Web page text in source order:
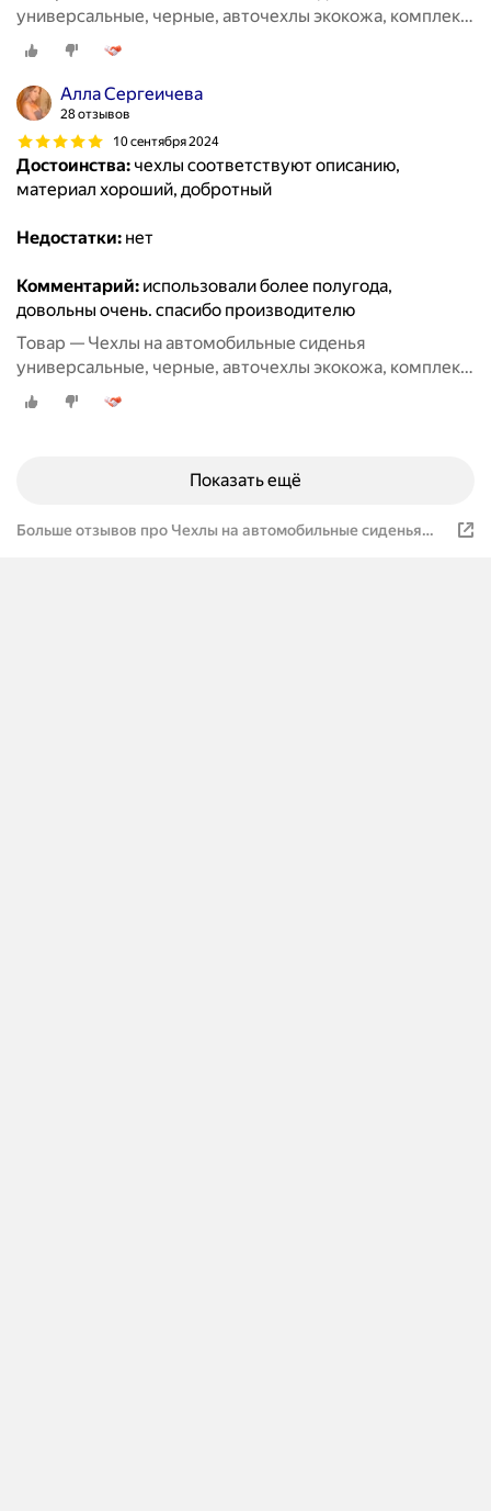
универсальные, черные, авточехлы экокожа, комплект
на весь салон машины кожаные 11 шт
Алла Сергеичева
28 отзывов
10 сентября 2024
Достоинства: чехлы соответствуют описанию,
материал хороший, добротный
Недостатки: нет
Комментарий: использовали более полугода,
довольны очень. спасибо производителю
Товар — Чехлы на автомобильные сиденья
универсальные, черные, авточехлы экокожа, комплект
на весь салон машины кожаные 11 шт
Показать ещё
Больше отзывов про Чехлы на автомобильные сиденья